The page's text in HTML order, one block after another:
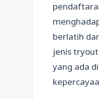
berlatih
jenis
yang ada